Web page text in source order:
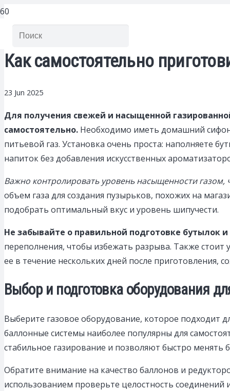
Как самостоятельно
23 Jun 2025
Для получения свежей и насыщенной
самостоятельно. Необходимо иметь домашний
питьевой газ. Установка очень проста: наполняете
напиток без добавления искусственных
Важно контролировать уровень насыщенности
объем газа для создания пузырьков, похожих на
подобрать оптимальный вкус и уровень шипучести.
Не забывайте о правильной подготовке бутылок
переполнения, чтобы избежать разрыва. Также
ее в течение нескольких дней после приготовления,
Выбор и подготовка оборудования
Выберите газовое оборудование, которое подходит
баллонные системы наиболее популярны для
стабильное газирование и позволяют быстро менять
Обратите внимание на качество баллонов и
использованием проверьте целостность соединений